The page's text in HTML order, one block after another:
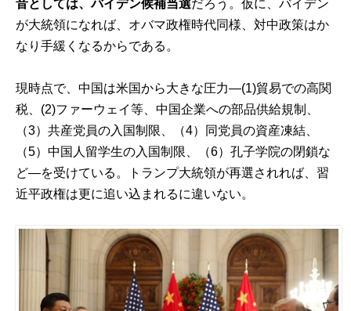
音としては、バイデン候補当選だろう。仮に、バイデン
が大統領になれば、オバマ政権時代同様、対中政策はか
なり手緩くなるからである。
現時点で、中国は米国から大きな圧力―(1)貿易での高関
税、(2)ファーウェイ等、中国企業への部品供給規制、
（3）共産党員の入国制限、（4）同党員の資産凍結、
（5）中国人留学生の入国制限、（6）孔子学院の閉鎖な
ど―を受けている。トランプ大統領が再選されれば、習
近平政権は更に追い込まれるに違いない。